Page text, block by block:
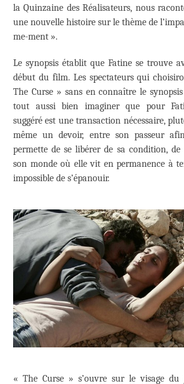
la Quinzaine des Réalisateurs, nous
une nouvelle histoire sur le thème de
me-ment ».
Le synopsis établit que Fatine se trouve
début du film. Les spectateurs qui
The Curse » sans en connaître le
tout aussi bien imaginer que pour
suggéré est une transaction nécessaire,
même un devoir, entre son passeur
permette de se libérer de sa condition,
son monde où elle vit en permanence à
impossible de s’épanouir.
« The Curse » s’ouvre sur le visage